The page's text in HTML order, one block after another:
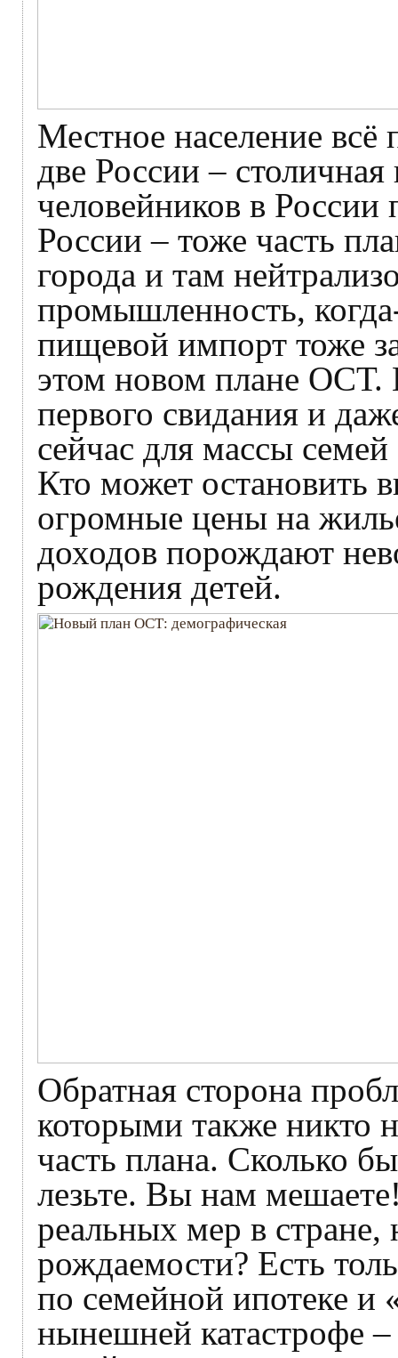
Местное население
две России –
человейников в
России – тоже часть
города и там
промышленность,
пищевой импорт тоже
этом новом плане ОСТ.
первого свидания и
сейчас для массы
Кто может остановить
огромные цены на
доходов порождают
рождения детей.
Обратная сторона
которыми также никто
часть плана. Сколько
лезьте. Вы нам
реальных мер в стране,
рождаемости? Есть
по семейной ипотеке и
нынешней катастрофе